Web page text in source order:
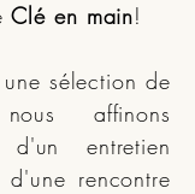
Clé en main!
sélection de
affinons
entretien
rencontre